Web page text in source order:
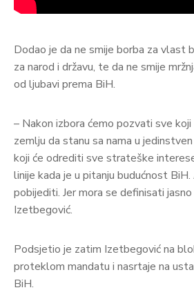
Dodao je da ne smije borba za vlast
za narod i državu, te da ne smije
od ljubavi prema BiH.
– Nakon izbora ćemo pozvati sve
zemlju da stanu sa nama u
koji će odrediti sve strateške
linije kada je u pitanju budućnost
pobijediti. Jer mora se definisati
Izetbegović.
Podsjetio je zatim Izetbegović na
proteklom mandatu i nasrtaje na
BiH.